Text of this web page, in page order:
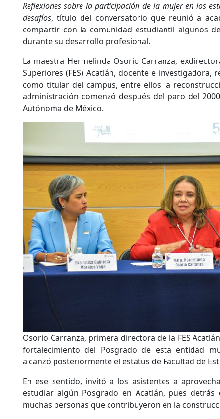
Reflexiones sobre la participación de la mujer en los
desafíos, título del conversatorio que reunió a
compartir con la comunidad estudiantil algunos
durante su desarrollo profesional.
La maestra Hermelinda Osorio Carranza,
Superiores (FES) Acatlán, docente e investigadora,
como titular del campus, entre ellos la
administración comenzó después del paro del
Autónoma de México.
Osorio Carranza, primera directora de la FES
fortalecimiento del Posgrado de esta entidad
alcanzó posteriormente el estatus de Facultad de
En ese sentido, invitó a los asistentes a
estudiar algún Posgrado en Acatlán, pues
muchas personas que contribuyeron en la